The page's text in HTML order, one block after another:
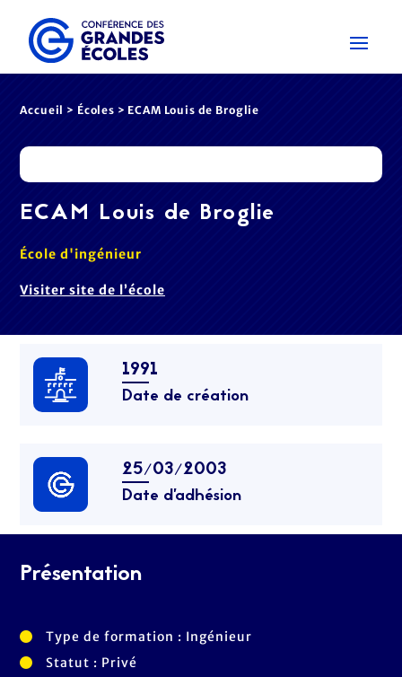
Accueil > Écoles > ECAM Louis de Broglie
ECAM Louis de Broglie
École d'ingénieur
Visiter site de l’école
1991
Date de création
25/03/2003
Date d’adhésion
Présentation
Type de formation : Ingénieur
Statut : Privé